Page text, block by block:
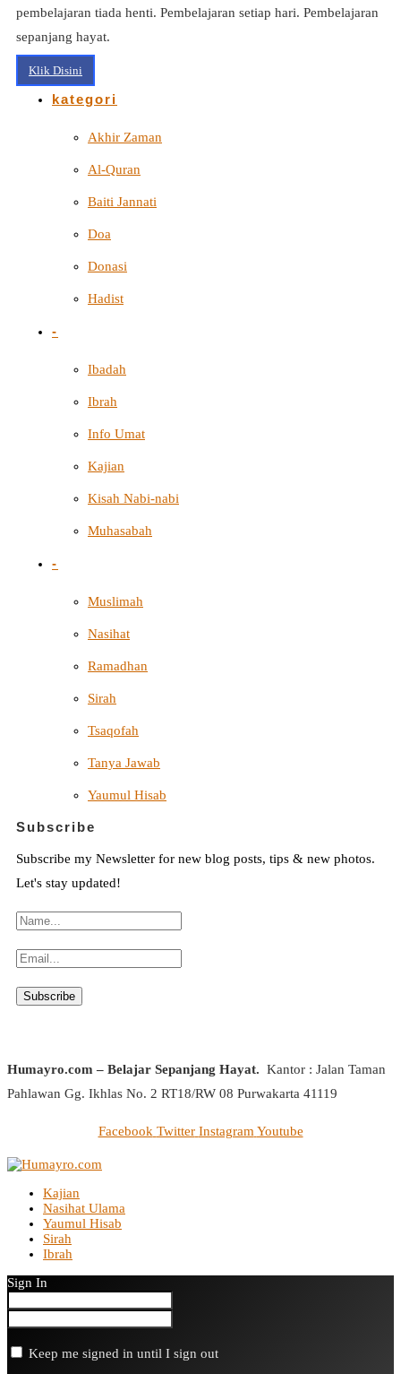
pembelajaran tiada henti. Pembelajaran setiap hari. Pembelajaran
sepanjang hayat.
Klik Disini
kategori
Akhir Zaman
Al-Quran
Baiti Jannati
Doa
Donasi
Hadist
-
Ibadah
Ibrah
Info Umat
Kajian
Kisah Nabi-nabi
Muhasabah
-
Muslimah
Nasihat
Ramadhan
Sirah
Tsaqofah
Tanya Jawab
Yaumul Hisab
Subscribe
Subscribe my Newsletter for new blog posts, tips & new photos.
Let's stay updated!
Humayro.com – Belajar Sepanjang Hayat. Kantor : Jalan Taman
Pahlawan Gg. Ikhlas No. 2 RT18/RW 08 Purwakarta 41119
Facebook Twitter Instagram Youtube
Kajian
Nasihat Ulama
Yaumul Hisab
Sirah
Ibrah
Sign In
Keep me signed in until I sign out